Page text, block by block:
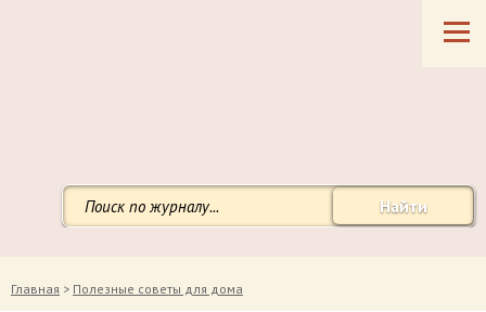
Найти
Главная > Полезные советы для дома